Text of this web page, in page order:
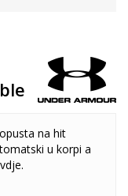
na hit
u korpi a
.